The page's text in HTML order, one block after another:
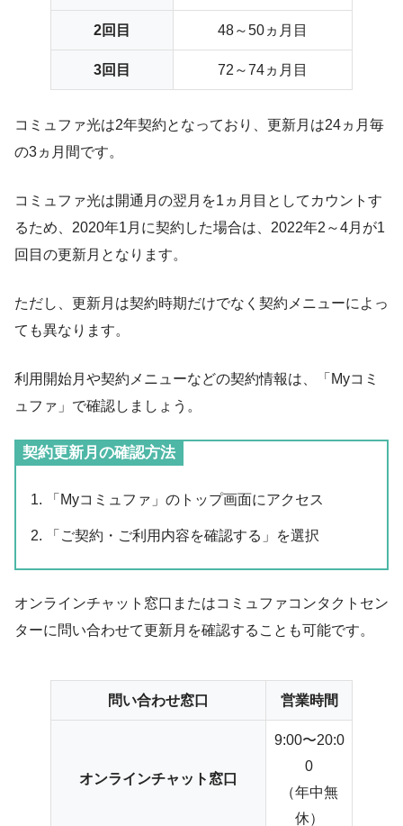
2回目 48～50ヵ月目
3回目 72～74ヵ月目
コミュファ光は2年契約となっており、 更新月は24ヵ月毎
の3ヵ月間です。
コミュファ光は開通月の翌月を1ヵ月目としてカウントす
るため、2020年1月に契約した場合は、2022年2～4月が1
回目の更新月となります。
ただし、更新月は契約時期だけでなく契約メニューによっ
ても異なります。
利用開始月や契約メニューなどの契約情報は、「Myコミ
ュファ」で確認しましょう。
契約更新月の確認方法
「Myコミュファ」のトップ画面にアクセス
「ご契約・ご利用内容を確認する」を選択
オンラインチャット窓口またはコミュファコンタクトセン
ターに問い合わせて更新月を確認することも可能です。
問い合わせ窓口 営業時間
オンラインチャット窓口
9:00〜20:0
0
（年中無
休）